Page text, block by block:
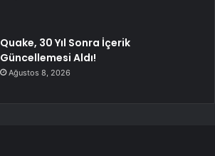
Quake, 30 Yıl Sonra İçerik
Güncellemesi Aldı!
Ağustos 8, 2026